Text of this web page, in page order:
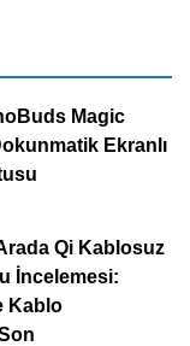
Magic
Ekranlı
Qi Kablosuz
İncelemesi:
Kablo